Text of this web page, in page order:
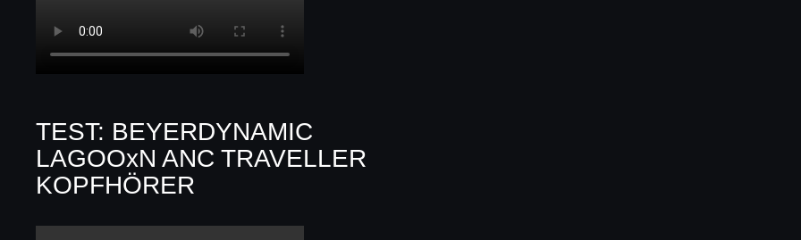
TEST: BEYERDYNAMIC
LAGOOxN ANC TRAVELLER
KOPFHÖRER